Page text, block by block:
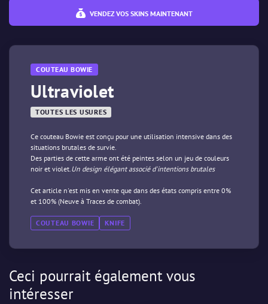
VENDEZ VOS SKINS MAINTENANT
COUTEAU BOWIE
Ultraviolet
TOUTES LES USURES
Ce couteau Bowie est conçu pour une utilisation intensive dans des
situations brutales de survie.
Des parties de cette arme ont été peintes selon un jeu de couleurs
noir et violet.Un design élégant associé d'intentions brutales
Cet article n'est mis en vente que dans des états compris entre 0%
et 100% (Neuve à Traces de combat).
COUTEAU BOWIE KNIFE
Ceci pourrait également vous
intéresser